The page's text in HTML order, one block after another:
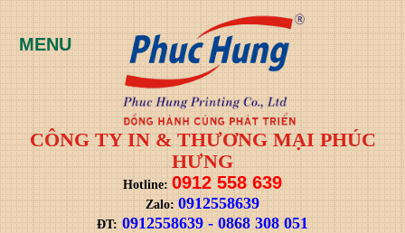
CÔNG TY IN & THƯƠNG MẠI PHÚC
HƯNG
Hotline: 0912 558 639
Zalo: 0912558639
ĐT: 0912558639-0868 308 051